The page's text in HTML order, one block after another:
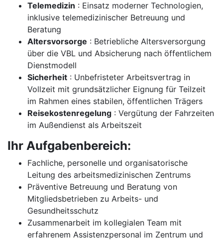
Telemedizin : Einsatz moderner Technologien,
inklusive telemedizinischer Betreuung und
Beratung
Altersvorsorge : Betriebliche Altersversorgung
über die VBL und Absicherung nach öffentlichem
Dienstmodell
Sicherheit : Unbefristeter Arbeitsvertrag in
Vollzeit mit grundsätzlicher Eignung für Teilzeit
im Rahmen eines stabilen, öffentlichen Trägers
Reisekostenregelung : Vergütung der Fahrzeiten
im Außendienst als Arbeitszeit
Ihr Aufgabenbereich:
Fachliche, personelle und organisatorische
Leitung des arbeitsmedizinischen Zentrums
Präventive Betreuung und Beratung von
Mitgliedsbetrieben zu Arbeits- und
Gesundheitsschutz
Zusammenarbeit im kollegialen Team mit
erfahrenem Assistenzpersonal im Zentrum und